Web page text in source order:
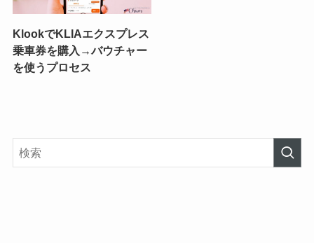
KlookでKLIAエクスプレス
乗車券を購入→バウチャー
を使うプロセス